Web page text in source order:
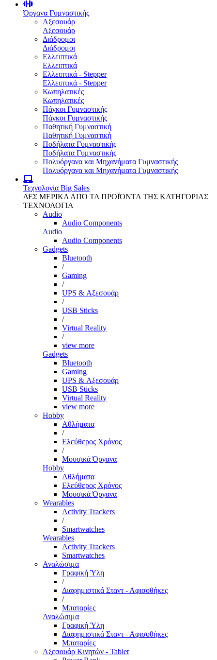
Όργανα Γυμναστικής
Αξεσουάρ
Αξεσουάρ
Διάδρομοι
Διάδρομοι
Ελλειπτικά
Ελλειπτικά
Ελλειπτικά - Stepper
Ελλειπτικά - Stepper
Κωπηλατικές
Κωπηλατικές
Πάγκοι Γυμναστικής
Πάγκοι Γυμναστικής
Παθητική Γυμναστική
Παθητική Γυμναστική
Ποδήλατα Γυμναστικής
Ποδήλατα Γυμναστικής
Πολυόργανα και Μηχανήματα Γυμναστικής
Πολυόργανα και Μηχανήματα Γυμναστικής
Τεχνολογία Big Sales
ΔΕΣ ΜΕΡΙΚΑ ΑΠΌ ΤΑ ΠΡΟΪΌΝΤΑ ΤΗΣ ΚΑΤΗΓΟΡΙΑΣ
ΤΕΧΝΟΛΟΓΙΑ
Audio
Audio Components
Audio
Audio Components
Gadgets
Bluetooth
/
Gaming
/
UPS & Αξεσουάρ
/
USB Sticks
/
Virtual Reality
/
view more
Gadgets
Bluetooth
Gaming
UPS & Αξεσουάρ
USB Sticks
Virtual Reality
view more
Hobby
Αθλήματα
/
Ελεύθερος Χρόνος
/
Μουσικά Όργανα
Hobby
Αθλήματα
Ελεύθερος Χρόνος
Μουσικά Όργανα
Wearables
Activity Trackers
/
Smartwatches
Wearables
Activity Trackers
Smartwatches
Αναλώσιμα
Γραφική Ύλη
/
Διαφημιστικά Σταντ - Αφισοθήκες
/
Μπαταρίες
Αναλώσιμα
Γραφική Ύλη
Διαφημιστικά Σταντ - Αφισοθήκες
Μπαταρίες
Αξεσουάρ Κινητών - Tablet